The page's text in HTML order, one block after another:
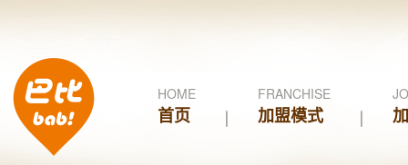
HOME
首页
FRANCHISE
加盟模式